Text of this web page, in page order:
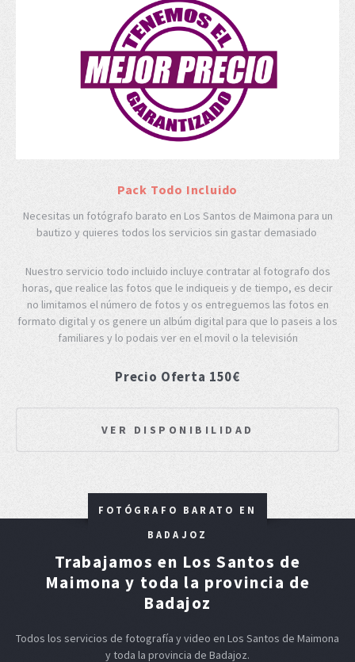
Pack Todo Incluido
Necesitas un fotógrafo barato en Los Santos de Maimona para un
bautizo y quieres todos los servicios sin gastar demasiado
Nuestro servicio todo incluido incluye contratar al fotografo dos
horas, que realice las fotos que le indiqueis y de tiempo, es decir
no limitamos el número de fotos y os entreguemos las fotos en
formato digital y os genere un albúm digital para que lo paseis a los
familiares y lo podais ver en el movil o la televisión
Precio Oferta 150€
VER DISPONIBILIDAD
FOTÓGRAFO BARATO EN
BADAJOZ
Trabajamos en Los Santos de
Maimona y toda la provincia de
Badajoz
Todos los servicios de fotografía y video en Los Santos de Maimona
y toda la provincia de Badajoz.